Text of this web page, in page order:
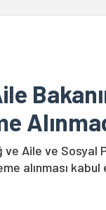
ve Aile ve Sosyal
alınması kabul